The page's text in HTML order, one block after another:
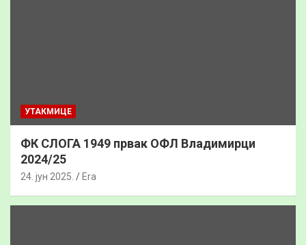
УТАКМИЦЕ
ФК СЛОГА 1949 првак ОФЛ Владимирци
2024/25
24. јун 2025. Era